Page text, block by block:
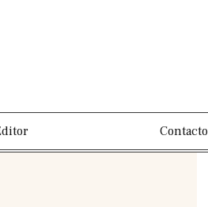
Contacto